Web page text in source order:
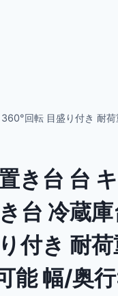
回転 目盛り付き 耐
き台 台
台 冷蔵
付き 耐
能 幅/奥